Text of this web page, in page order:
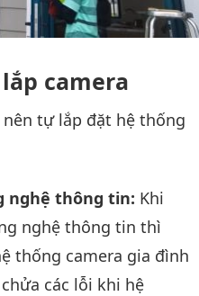
camera
tự lắp đặt hệ thống
nghệ thông tin: Khi
nghệ thông tin thì
thống camera gia đình
các lỗi khi hệ